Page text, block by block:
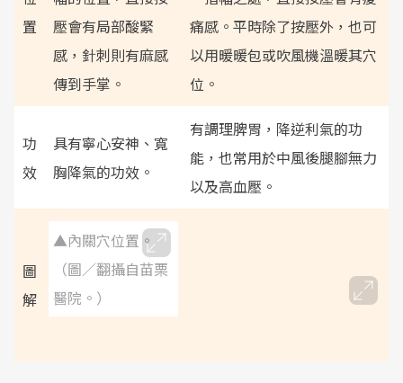
置
壓會有局部酸緊
感，針刺則有麻感
傳到手掌。
痛感。平時除了按壓外，也可
以用暖暖包或吹風機溫暖其穴
位。
功
效
具有寧心安神、寬
胸降氣的功效。
有調理脾胃，降逆利氣的功
能，也常用於中風後腿腳無力
以及高血壓。
圖
解
▲內關穴位置。
（圖／翻攝自苗栗
醫院。）